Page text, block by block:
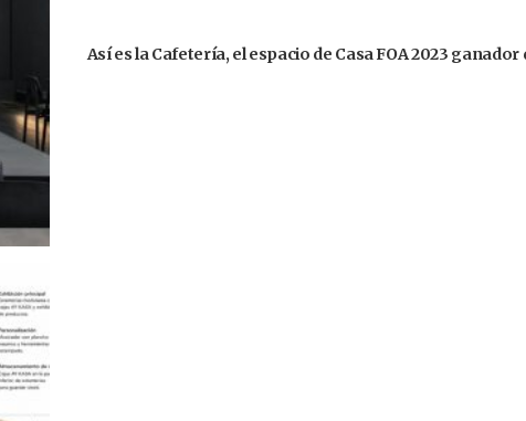
Así es la Cafetería, el espacio de Casa FOA 2023 ganador